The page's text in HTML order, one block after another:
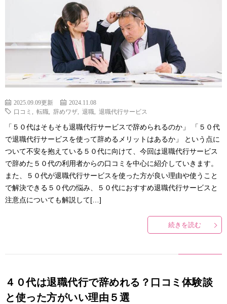
2025.09.09更新
2024.11.08
口コミ
転職 辞めワザ 退職 退職代行サービス
「５０代はそもそも退職代行サービスで辞められるのか」 「５０代
で退職代行サービスを使って辞めるメリットはあるか」 という点に
ついて不安を抱えている５０代に向けて、今回は退職代行サービス
で辞めた５０代の利用者からの口コミを中心に紹介していきます。
また、５０代が退職代行サービスを使った方が良い理由や使うこと
で解決できる５０代の悩み、５０代におすすめ退職代行サービスと
注意点についても解説して[…]
続きを読む
４０代は退職代行で辞めれる？口コミ体験談
と使った方がいい理由５選